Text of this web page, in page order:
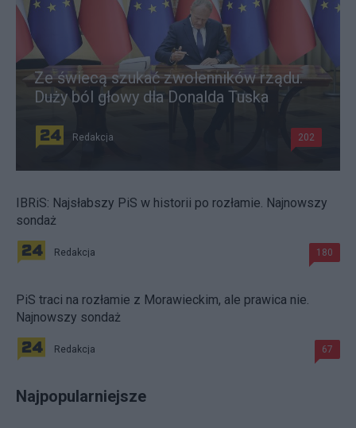
Ze świecą szukać zwolenników rządu.
Duży ból głowy dla Donalda Tuska
Redakcja 202
IBRiS: Najsłabszy PiS w historii po rozłamie. Najnowszy
sondaż
Redakcja 180
PiS traci na rozłamie z Morawieckim, ale prawica nie.
Najnowszy sondaż
Redakcja 67
Najpopularniejsze